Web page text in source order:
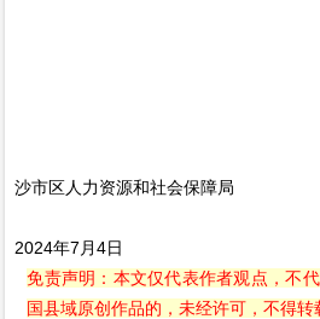
沙市区人力资源和社会保障局
2024年7月4日
免责声明：本文仅代表作者观点，不
国县域原创作品的，未经许可，不得转